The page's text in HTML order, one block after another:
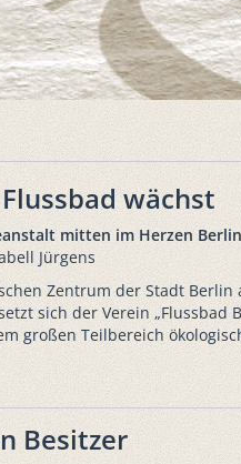
wächst
mitten im Herzen
Jürgens
Zentrum der Stadt
sich der Verein
großen Teilbereich
Besitzer